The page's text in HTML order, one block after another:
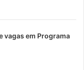
vagas em Programa